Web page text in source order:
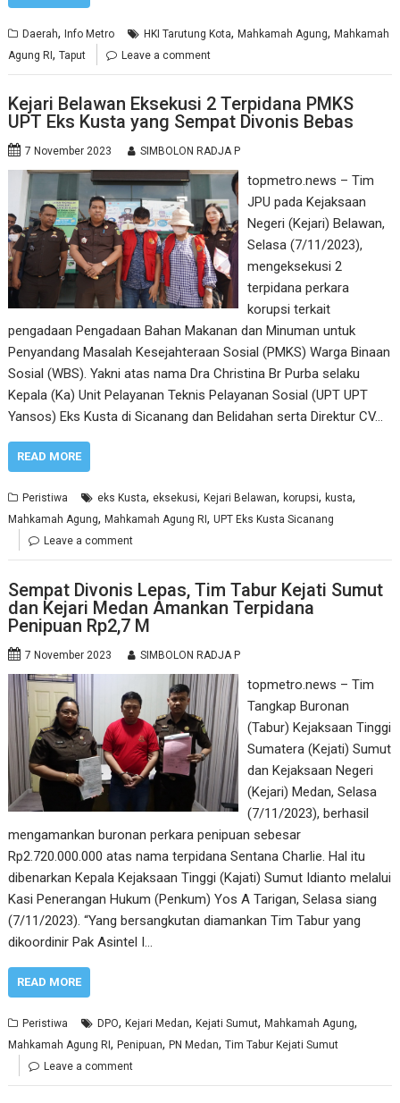
Daerah,Info Metro HKI Tarutung Kota,Mahkamah Agung,Mahkamah
Agung RI,Taput Leave a comment
Kejari Belawan Eksekusi 2 Terpidana PMKS
UPT Eks Kusta yang Sempat Divonis Bebas
7 November 2023 SIMBOLON RADJA P
topmetro.news – Tim
JPU pada Kejaksaan
Negeri (Kejari) Belawan,
Selasa (7/11/2023),
mengeksekusi 2
terpidana perkara
korupsi terkait
pengadaan Pengadaan Bahan Makanan dan Minuman untuk
Penyandang Masalah Kesejahteraan Sosial (PMKS) Warga Binaan
Sosial (WBS). Yakni atas nama Dra Christina Br Purba selaku
Kepala (Ka) Unit Pelayanan Teknis Pelayanan Sosial (UPT UPT
Yansos) Eks Kusta di Sicanang dan Belidahan serta Direktur CV…
READ MORE
Peristiwa eks Kusta, eksekusi,Kejari Belawan,korupsi,kusta,
Mahkamah Agung,Mahkamah Agung RI,UPT Eks Kusta Sicanang
Leave a comment
Sempat Divonis Lepas, Tim Tabur Kejati Sumut
dan Kejari Medan Amankan Terpidana
Penipuan Rp2,7 M
7 November 2023 SIMBOLON RADJA P
topmetro.news – Tim
Tangkap Buronan
(Tabur) Kejaksaan Tinggi
Sumatera (Kejati) Sumut
dan Kejaksaan Negeri
(Kejari) Medan, Selasa
(7/11/2023), berhasil
mengamankan buronan perkara penipuan sebesar
Rp2.720.000.000 atas nama terpidana Sentana Charlie. Hal itu
dibenarkan Kepala Kejaksaan Tinggi (Kajati) Sumut Idianto melalui
Kasi Penerangan Hukum (Penkum) Yos A Tarigan, Selasa siang
(7/11/2023). “Yang bersangkutan diamankan Tim Tabur yang
dikoordinir Pak Asintel I…
READ MORE
Peristiwa DPO,Kejari Medan,Kejati Sumut,Mahkamah Agung,
Mahkamah Agung RI,Penipuan,PN Medan,Tim Tabur Kejati Sumut
Leave a comment